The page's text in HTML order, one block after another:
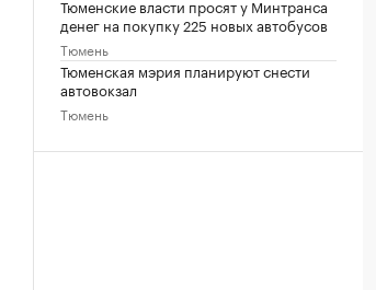
Тюменские власти просят у Минтранса
денег на покупку 225 новых автобусов
Тюмень
Тюменская мэрия планируют снести
автовокзал
Тюмень